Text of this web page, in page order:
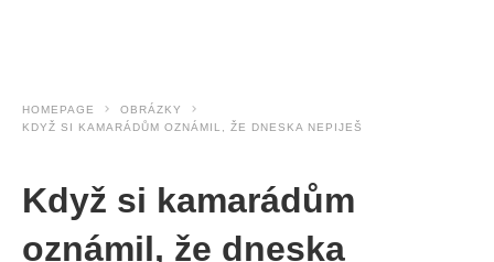
HOMEPAGE
OBRÁZKY
KDYŽ SI KAMARÁDŮM OZNÁMIL, ŽE DNESKA NEPIJEŠ
Když si kamarádům
oznámil, že dneska